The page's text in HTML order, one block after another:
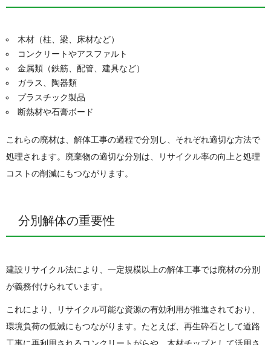
木材（柱、梁、床材など）
コンクリートやアスファルト
金属類（鉄筋、配管、建具など）
ガラス、陶器類
プラスチック製品
断熱材や石膏ボード
これらの廃材は、解体工事の過程で分別し、それぞれ適切な方法で
処理されます。廃棄物の適切な分別は、リサイクル率の向上と処理
コストの削減にもつながります。
分別解体の重要性
建設リサイクル法により、一定規模以上の解体工事では廃材の分別
が義務付けられています。
これにより、リサイクル可能な資源の有効利用が推進されており、
環境負荷の低減にもつながります。たとえば、再生砕石として道路